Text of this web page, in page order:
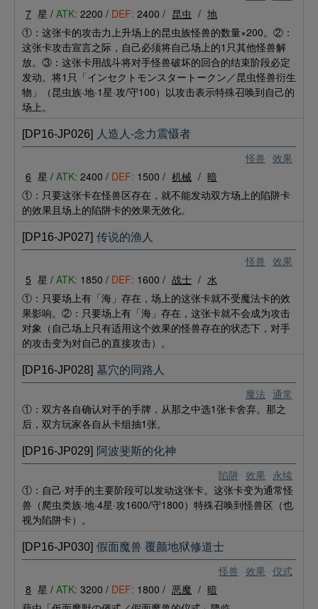
7 星 / ATK: 2200 / DEF: 2400 / 昆虫 / 地
①：这张卡的攻击力上升场上的昆虫族怪兽的数量×200。②：
这张卡攻击宣言之际，自己必须将自己场上的1只其他怪兽解
放。③：这张卡用战斗将对手怪兽破坏的回合的结束阶段必定
发动。将1只「インセクトモンスタートークン／昆虫怪兽衍生
物」（昆虫族·地·1星·攻/守100）以攻击表示特殊召唤到自己的
场上。
怪兽 效果
[DP16-JP026] 人造人-念力震慑者
6 星 / ATK: 2400 / DEF: 1500 / 机械 / 暗
①：只要这张卡在怪兽区存在，就不能发动双方场上的陷阱卡
的效果且场上的陷阱卡的效果无效化。
怪兽 效果
[DP16-JP027] 传说的渔人
5 星 / ATK: 1850 / DEF: 1600 / 战士 / 水
①：只要场上有「海」存在，场上的这张卡就不受魔法卡的效
果影响。②：只要场上有「海」存在，这张卡就不会成为攻击
对象（自己场上只有适用这个效果的怪兽存在的状态下，对手
的攻击变为对自己的直接攻击）。
魔法 通常
[DP16-JP028] 墓穴的同路人
①：双方各自确认对手的手牌，从那之中选1张卡舍弃。那之
后，双方玩家各自从卡组抽1张。
陷阱 效果 永续
[DP16-JP029] 阿波斐斯的化神
①：自己·对手的主要阶段可以发动这张卡。这张卡变为通常怪
兽（爬虫类族·地·4星·攻1600/守1800）特殊召唤到怪兽区（也
视为陷阱卡）。
怪兽 效果 仪式
[DP16-JP030] 假面魔兽 覆颜地狱修道士
8 星 / ATK: 3200 / DEF: 1800 / 恶魔 / 暗